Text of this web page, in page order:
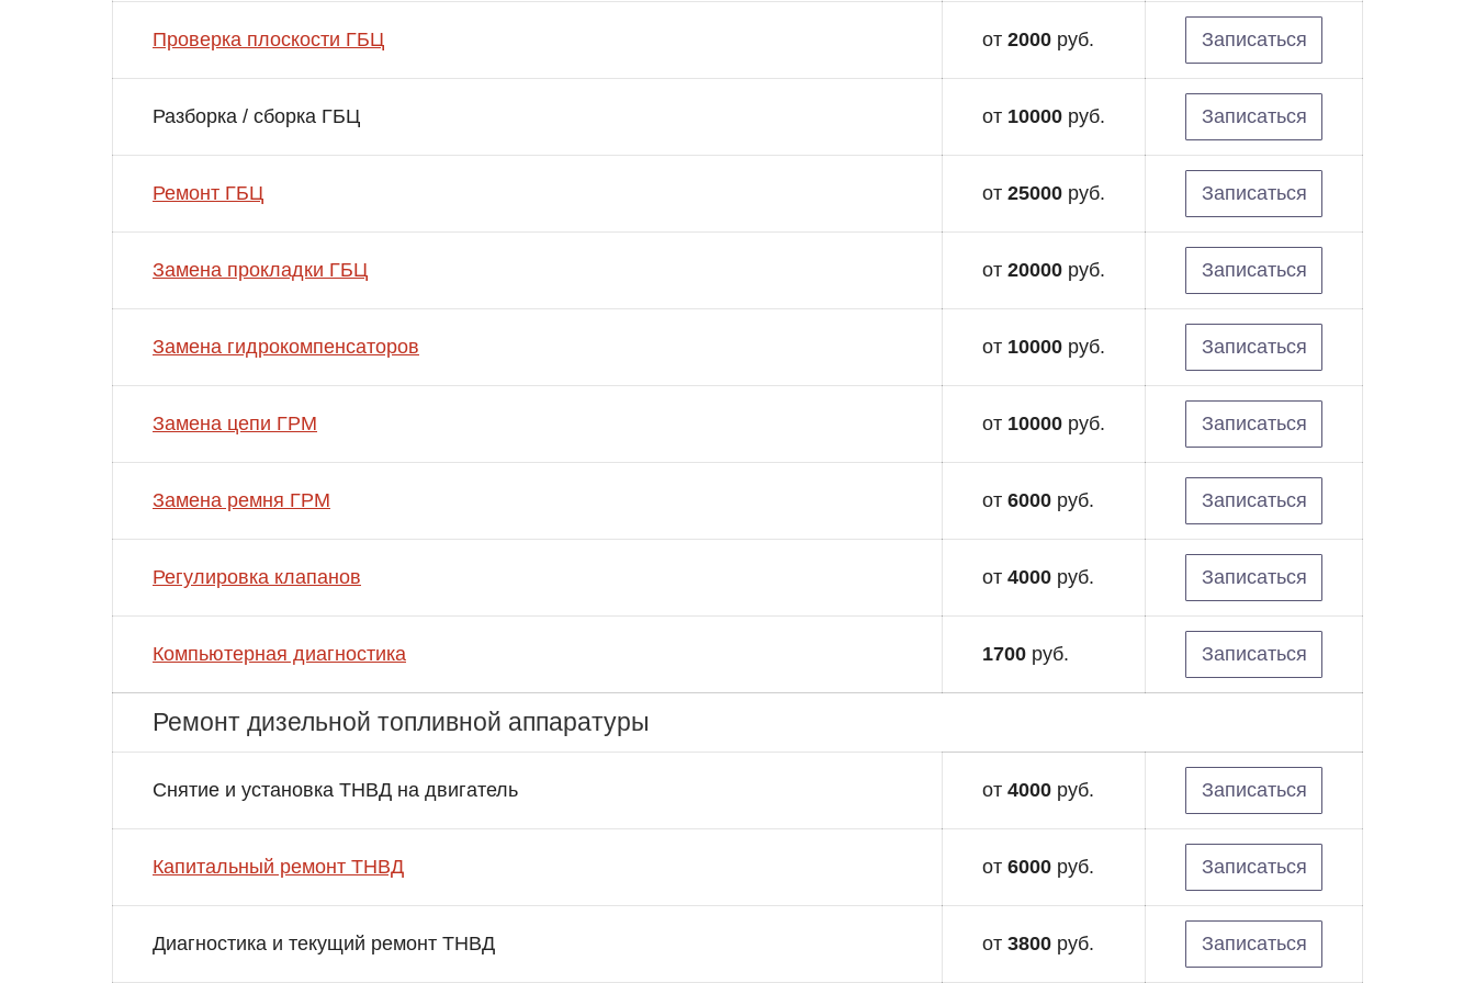
Проверка плоскости ГБЦ от 2000 руб. Записаться
Разборка / сборка ГБЦ от 10000 руб. Записаться
Ремонт ГБЦ от 25000 руб. Записаться
Замена прокладки ГБЦ от 20000 руб. Записаться
Замена гидрокомпенсаторов от 10000 руб. Записаться
Замена цепи ГРМ от 10000 руб. Записаться
Замена ремня ГРМ от 6000 руб. Записаться
Регулировка клапанов от 4000 руб. Записаться
Компьютерная диагностика 1700 руб. Записаться
Ремонт дизельной топливной аппаратуры
Снятие и установка ТНВД на двигатель от 4000 руб. Записаться
Капитальный ремонт ТНВД от 6000 руб. Записаться
Диагностика и текущий ремонт ТНВД от 3800 руб. Записаться